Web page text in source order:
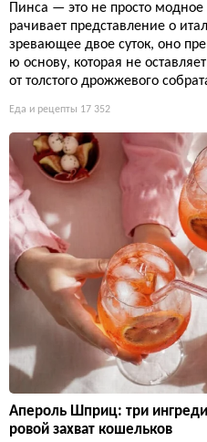
Пинса — это не просто модное
рачивает представление о
зревающее двое суток, оно
ю основу, которая не
от толстого дрожжевого
Еда и рецепты 17 352
Апероль Шприц: три
ровой захват кошельков